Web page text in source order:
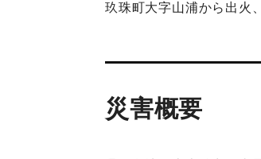
玖珠町大字山浦から出火
災害概要